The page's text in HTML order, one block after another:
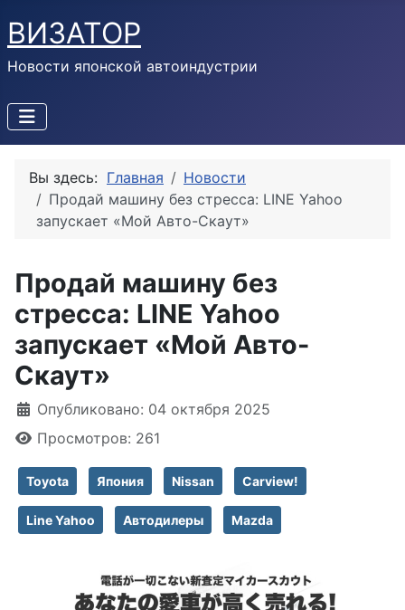
ВИЗАТОР
Новости японской автоиндустрии
Вы здесь: Главная
Новости
Продай машину без стресса: LINE Yahoo
запускает «Мой Авто-Скаут»
Продай машину без
стресса: LINE Yahoo
запускает «Мой Авто-
Скаут»
Информация о материале
Опубликовано: 04 октября 2025
Просмотров: 261
Toyota Япония Nissan Carview!
Line Yahoo Автодилеры Mazda